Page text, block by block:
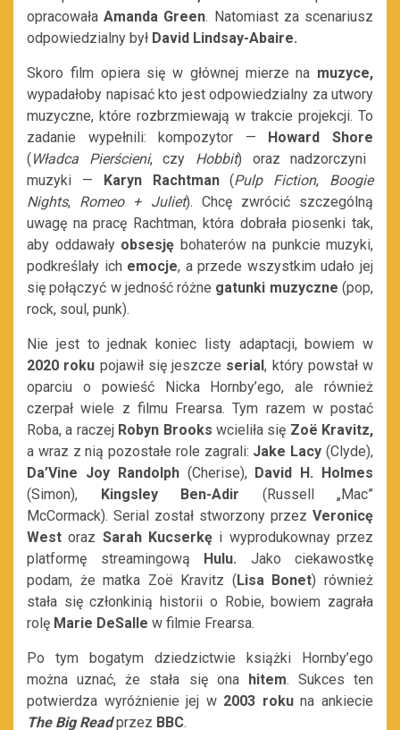
opracowała Amanda Green. Natomiast za scenariusz
odpowiedzialny był David Lindsay-Abaire.
Skoro film opiera się w głównej mierze na muzyce,
wypadałoby napisać kto jest odpowiedzialny za utwory
muzyczne, które rozbrzmiewają w trakcie projekcji. To
zadanie wypełnili: kompozytor — Howard Shore
(Władca Pierścieni, czy Hobbit)
oraz nadzorczyni
muzyki — Karyn Rachtman(Pulp Fiction, Boogie
Nights, Romeo + Juliet). Chcę zwrócić szczególną
uwagę na pracę Rachtman, która dobrała piosenki tak,
aby oddawały obsesję bohaterów na punkcie muzyki,
podkreślały ich emocje, a przede wszystkim udało jej
się połączyć w jedność różne gatunki muzyczne (pop,
rock, soul, punk).
Nie jest to jednak koniec listy adaptacji, bowiem w
2020 roku pojawił się jeszcze serial, który powstał w
oparciu o powieść Nicka Hornby’ego, ale również
czerpał wiele z filmu Frearsa. Tym razem w postać
Roba, a raczej Robyn Brooks wcieliła się Zoë Kravitz,
a wraz z nią pozostałe role zagrali: Jake Lacy (Clyde),
Da’Vine Joy Randolph (Cherise), David H. Holmes
(Simon), Kingsley Ben-Adir (Russell „Mac”
McCormack). Serial został stworzony przez Veronicę
West oraz Sarah Kucserkę i wyprodukownay przez
platformę streamingową Hulu. Jako ciekawostkę
podam, że matka Zoë Kravitz (Lisa Bonet) również
stała się członkinią historii o Robie, bowiem zagrała
rolę Marie DeSalle w filmie Frearsa.
Po tym bogatym dziedzictwie książki Hornby’ego
można uznać, że stała się onahitem. Sukces ten
potwierdza wyróżnienie jej w 2003 rokuna ankiecie
The Big Readprzez BBC.